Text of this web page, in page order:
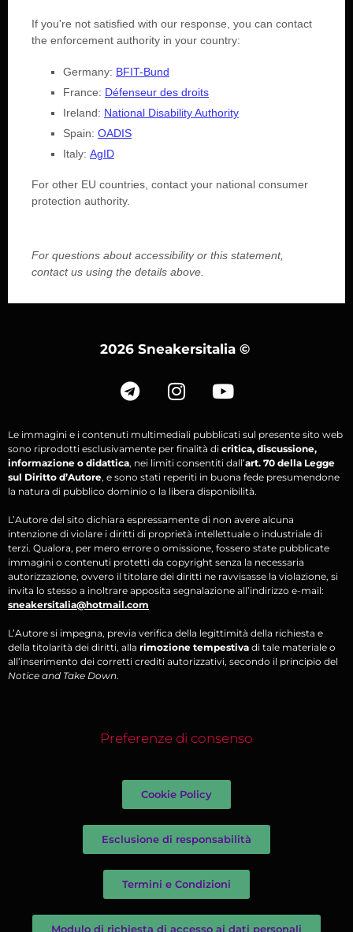
2026 Sneakersitalia ©
Le immagini e i contenuti multimediali pubblicati sul presente sito web
sono riprodotti esclusivamente per finalità di critica, discussione,
informazione o didattica, nei limiti consentiti dall’art. 70 della Legge
sul Diritto d’Autore, e sono stati reperiti in buona fede presumendone
la natura di pubblico dominio o la libera disponibilità.
L’Autore del sito dichiara espressamente di non avere alcuna
intenzione di violare i diritti di proprietà intellettuale o industriale di
terzi. Qualora, per mero errore o omissione, fossero state pubblicate
immagini o contenuti protetti da copyright senza la necessaria
autorizzazione, ovvero il titolare dei diritti ne ravvisasse la violazione, si
invita lo stesso a inoltrare apposita segnalazione all’indirizzo e-mail:
sneakersitalia@hotmail.com
L’Autore si impegna, previa verifica della legittimità della richiesta e
della titolarità dei diritti, alla rimozione tempestiva di tale materiale o
all’inserimento dei corretti crediti autorizzativi, secondo il principio del
Notice and Take Down.
Preferenze di consenso
Cookie Policy
Esclusione di responsabilità
Termini e Condizioni
Modulo di richiesta di accesso ai dati personali